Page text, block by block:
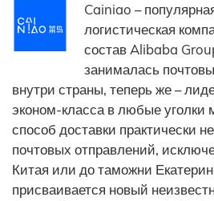
Cainiao –
логистическая
состав Alibaba
занималась
внутри страны, теперь же –
эконом-класса в любые уголки
способ доставки практически
почтовых отправлений,
Китая или до таможни
присваивается новый